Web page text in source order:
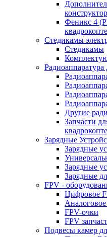
Феникс 4
Cтедикамы
Стедикамы
Радиоаппаратура
Другие
Запчасти
Зарядные
Зарядные
Зарядные
Зарядные
FPV -
Цифровое
FPV-очки
FPV
Подвесы камер